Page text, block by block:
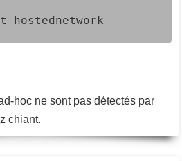
hostednetwork
hoc ne sont pas détectés par
chiant.